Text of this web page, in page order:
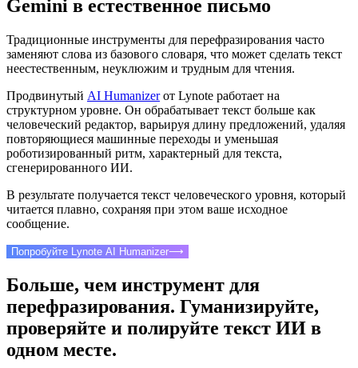
Gemini в естественное письмо
Традиционные инструменты для перефразирования часто
заменяют слова из базового словаря, что может сделать текст
неестественным, неуклюжим и трудным для чтения.
Продвинутый AI Humanizerот Lynote работает на
структурном уровне. Он обрабатывает текст больше как
человеческий редактор, варьируя длину предложений, удаляя
повторяющиеся машинные переходы и уменьшая
роботизированный ритм, характерный для текста,
сгенерированного ИИ.
В результате получается текст человеческого уровня, который
читается плавно, сохраняя при этом ваше исходное
сообщение.
Попробуйте Lynote AI Humanizer⟶
Больше, чем инструмент для
перефразирования. Гуманизируйте,
проверяйте и полируйте текст ИИ в
одном месте.